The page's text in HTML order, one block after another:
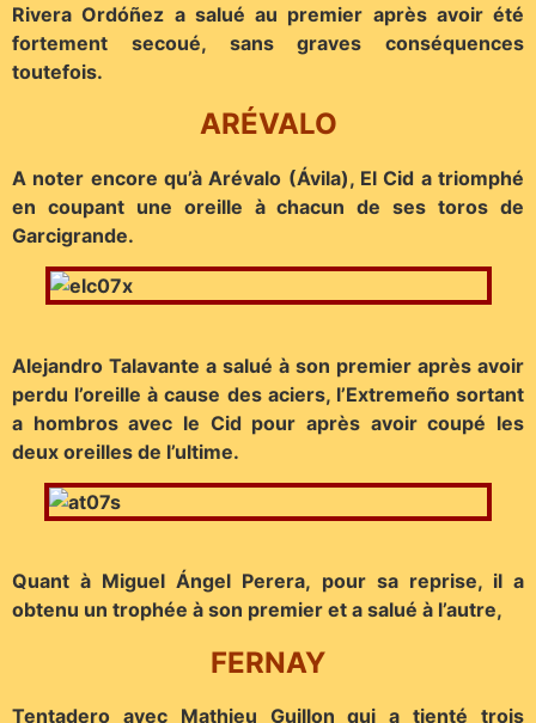
Rivera Ordóñez a salué au premier après avoir été
fortement secoué, sans graves conséquences
toutefois.
ARÉVALO
A noter encore qu’à Arévalo (Ávila), El Cid a triomphé
en coupant une oreille à chacun de ses toros de
Garcigrande.
Alejandro Talavante a salué à son premier après avoir
perdu l’oreille à cause des aciers, l’Extremeño sortant
a hombros avec le Cid pour après avoir coupé les
deux oreilles de l’ultime.
Quant à Miguel Ángel Perera, pour sa reprise, il a
obtenu un trophée à son premier et a salué à l’autre,
FERNAY
Tentadero avec Mathieu Guillon qui a tienté trois